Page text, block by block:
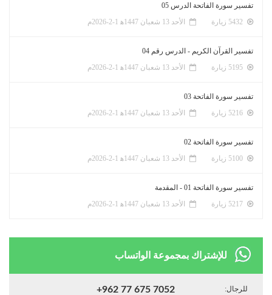
تفسير سورة الفاتحة الدرس 05
الأحد 13 شعبان 1447ﻫ 1-2-2026م
تفسير القرآن الكريم - الدرس رقم 04
الأحد 13 شعبان 1447ﻫ 1-2-2026م
تفسير سورة الفاتحة 03
الأحد 13 شعبان 1447ﻫ 1-2-2026م
تفسير سورة الفاتحة 02
الأحد 13 شعبان 1447ﻫ 1-2-2026م
تفسير سورة الفاتحة 01 - المقدمة
الأحد 13 شعبان 1447ﻫ 1-2-2026م
للإشتراك بمجموعة الواتساب
للرجال: +962 77 675 7052